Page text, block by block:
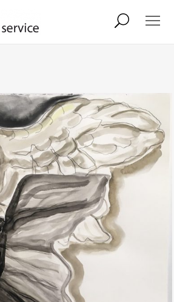
abbonamento
onpaper digital
exibart.com
contatti
termini e condizioni
privacy
il mio account